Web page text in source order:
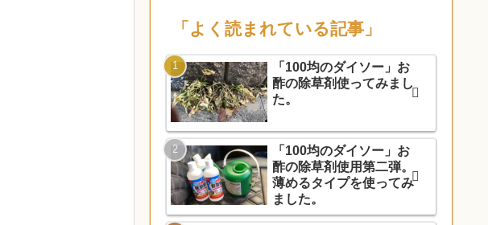
「よく読まれている記事」
「100均のダイソー」お
酢の除草剤使ってみまし
た。
「100均のダイソー」お
酢の除草剤使用第二弾。
薄めるタイプを使ってみ
ました。